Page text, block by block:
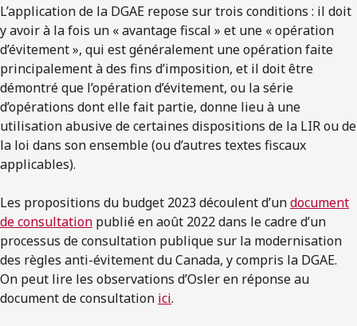
L’application de la DGAE repose sur trois conditions : il doit
y avoir à la fois un « avantage fiscal » et une « opération
d’évitement », qui est généralement une opération faite
principalement à des fins d’imposition, et il doit être
démontré que l’opération d’évitement, ou la série
d’opérations dont elle fait partie, donne lieu à une
utilisation abusive de certaines dispositions de la LIR ou de
la loi dans son ensemble (ou d’autres textes fiscaux
applicables).
Les propositions du budget 2023 découlent d’undocument
de consultation publié en août 2022 dans le cadre d’un
processus de consultation publique sur la modernisation
des règles anti-évitement du Canada, y compris la DGAE.
On peut lire les observations d’Osler en réponse au
document de consultation ici.